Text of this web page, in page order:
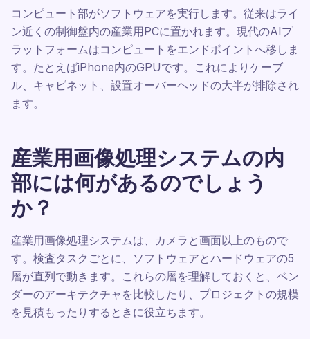
コンピュート部がソフトウェアを実行します。従来はライ
ン近くの制御盤内の産業用PCに置かれます。現代のAIプ
ラットフォームはコンピュートをエンドポイントへ移しま
す。たとえばiPhone内のGPUです。これによりケーブ
ル、キャビネット、設置オーバーヘッドの大半が排除され
ます。
産業用画像処理システムの内
部には何があるのでしょう
か？
産業用画像処理システムは、カメラと画面以上のもので
す。検査タスクごとに、ソフトウェアとハードウェアの5
層が直列で動きます。これらの層を理解しておくと、ベン
ダーのアーキテクチャを比較したり、プロジェクトの規模
を見積もったりするときに役立ちます。